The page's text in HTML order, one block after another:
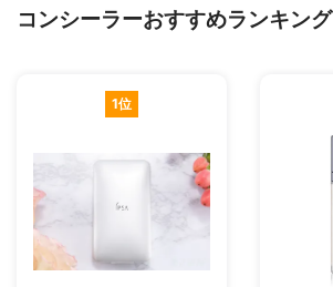
コンシーラーおすすめランキング
1位